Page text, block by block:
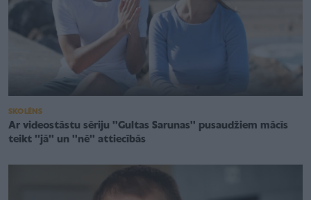
SKOLĒNS
Ar videostāstu sēriju ''Gultas Sarunas'' pusaudžiem mācīs
teikt ''jā'' un ''nē'' attiecībās